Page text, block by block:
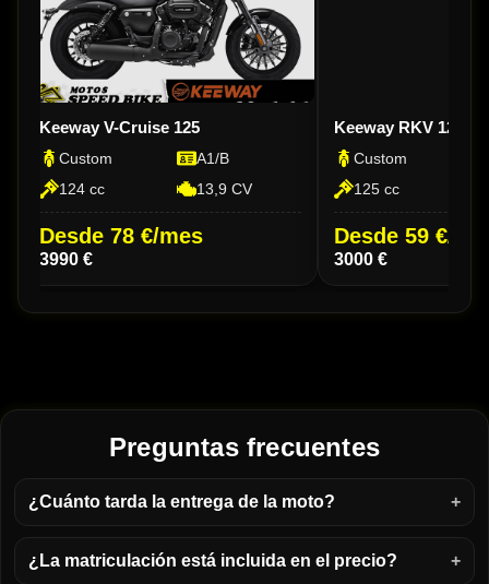
Keeway V-Cruise 125
Custom
A1/B
124 cc
13,9 CV
Desde 78 €/mes
3990 €
Keeway RKV 125 C
Custom
125 cc
Desde 59 €/
3000 €
Preguntas frecuentes
¿Cuánto tarda la entrega de la moto?
¿La matriculación está incluida en el precio?